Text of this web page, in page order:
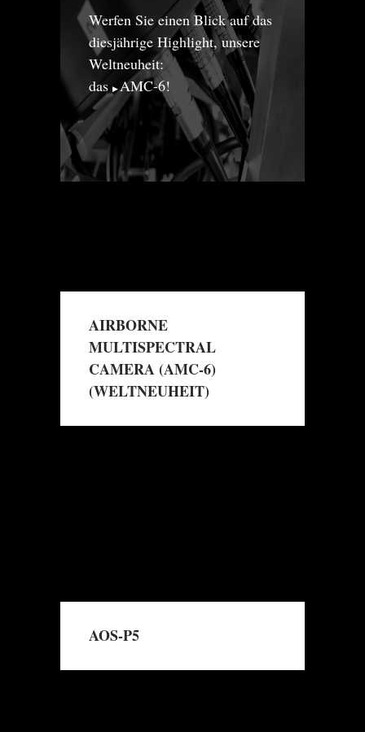
Werfen Sie einen Blick auf das
diesjährige Highlight, unsere
Weltneuheit:
das AMC-6!
AIRBORNE
MULTISPECTRAL
CAMERA (AMC-6)
(WELTNEUHEIT)
AOS-P5